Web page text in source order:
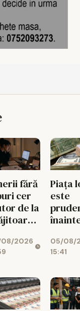
fără
cer
de la
2026
Piața
este
05/08/
15:41